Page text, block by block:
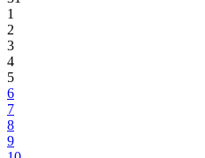
1
2
3
4
5
6
7
8
9